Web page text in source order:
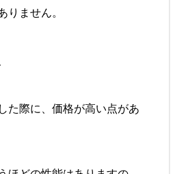
りません。
た際に、価格が高い点があ